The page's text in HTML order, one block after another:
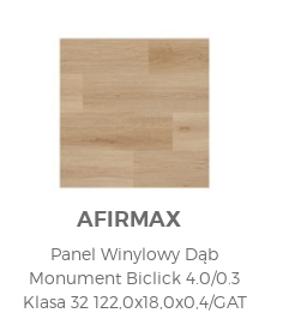
AFIRMAX
Panel Winylowy Dąb
Monument Biclick 4.0/0.3
Klasa 32 122,0x18,0x0,4/GAT